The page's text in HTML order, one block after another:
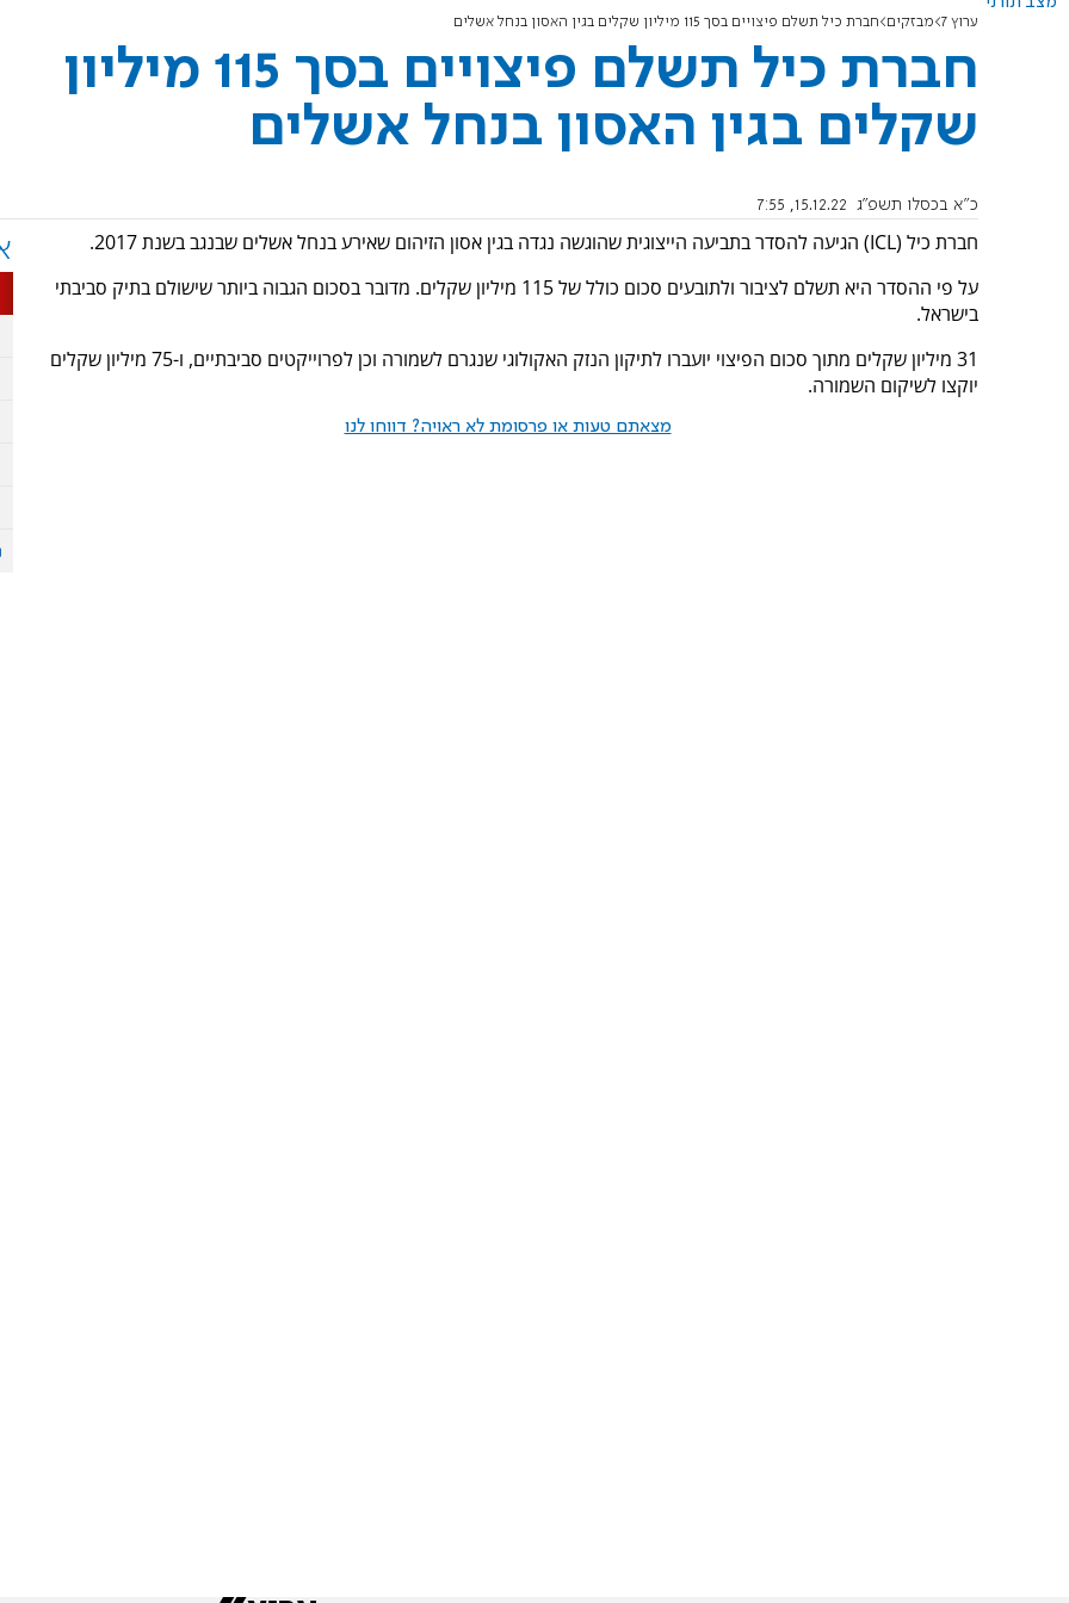
ערוץ 7 מבזקים חברת כיל תשלם פיצויים בסך 115 מיליון שקלים בגין האסון בנחל אשלים
חברת כיל תשלם פיצויים בסך 115 מיליון
שקלים בגין האסון בנחל אשלים
כ"א בכסלו תשפ"ג 15.12.22, 7:55
חברת כיל (ICL) הגיעה להסדר בתביעה הייצוגית שהוגשה נגדה בגין אסון הזיהום שאירע בנחל אשלים שבנגב בשנת 2017.
על פי ההסדר היא תשלם לציבור ולתובעים סכום כולל של 115 מיליון שקלים. מדובר בסכום הגבוה ביותר שישולם בתיק סביבתי
בישראל.
31 מיליון שקלים מתוך סכום הפיצוי יועברו לתיקון הנזק האקולוגי שנגרם לשמורה וכן לפרוייקטים סביבתיים, ו-75 מיליון שקלים
יוקצו לשיקום השמורה.
מצאתם טעות או פרסומת לא ראויה? דווחו לנו